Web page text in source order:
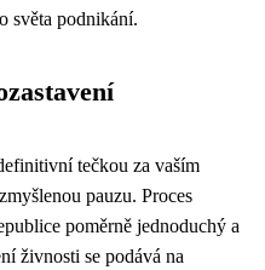
světa podnikání.
tečkou za vaším
pauzu. Proces
poměrně jednoduchý a
živnosti se podává na